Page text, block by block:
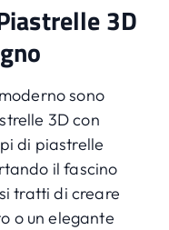
3D
sono
3D con
di piastrelle
il fascino
tratti di creare
o un elegante